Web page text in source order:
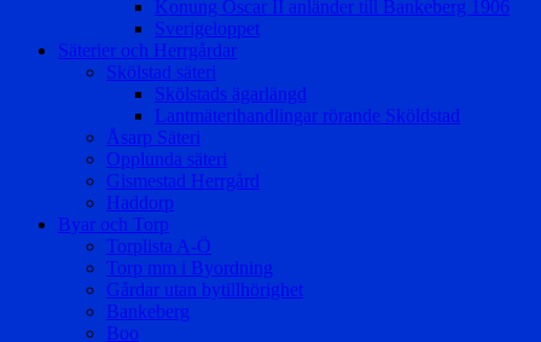
Konung Oscar II anländer till Bankeberg 1906
Sverigeloppet
Säterier och Herrgårdar
Skölstad säteri
Skölstads ägarlängd
Lantmäterihandlingar rörande Sköldstad
Åsarp Säteri
Opplunda säteri
Gismestad Herrgård
Haddorp
Byar och Torp
Torplista A-Ö
Torp mm i Byordning
Gårdar utan bytillhörighet
Bankeberg
Boo